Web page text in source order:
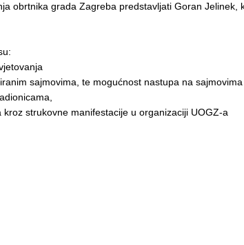
obrtnika grada Zagreba predstavljati Goran Jelinek,
sajmovima, te mogućnost nastupa na sajmovima
kroz strukovne manifestacije u organizaciji UOGZ-a